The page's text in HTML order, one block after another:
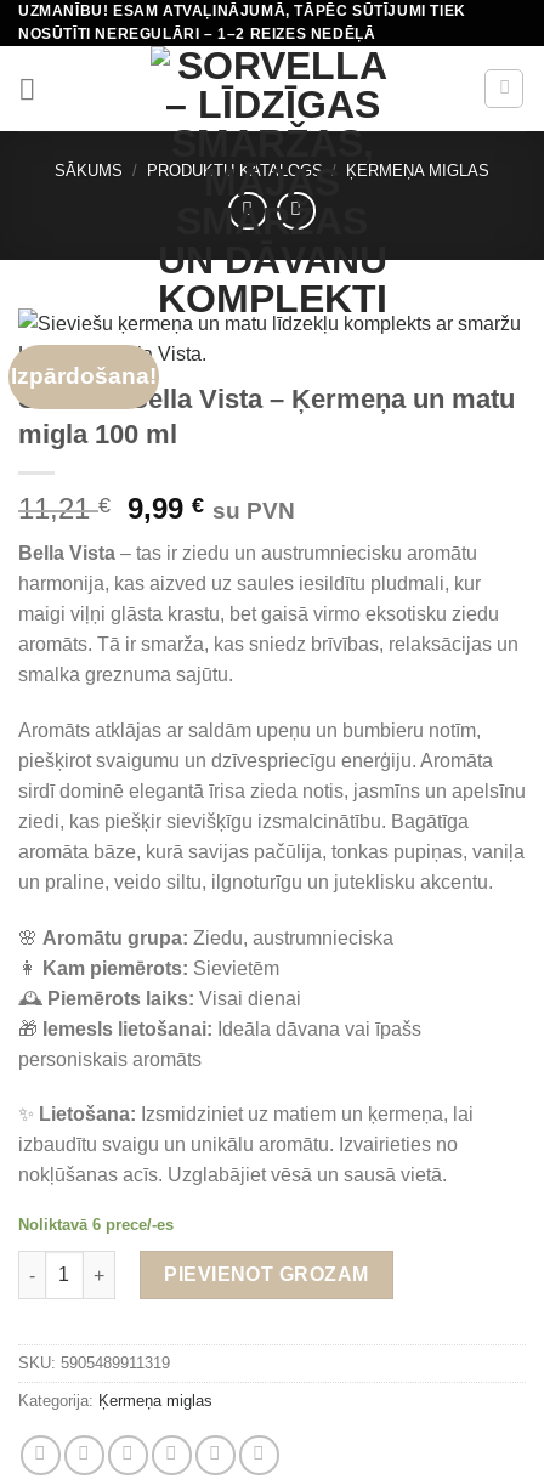
Skip
to
content
UZMANĪBU! ESAM ATVAĻINĀJUMĀ, TĀPĒC SŪTĪJUMI TIEK
NOSŪTĪTI NEREGULĀRI – 1–2 REIZES NEDĒĻĀ
SĀKUMS / PRODUKTU KATALOGS / ĶERMEŅA MIGLAS
Izpārdošana!
Sorvella Bella Vista – Ķermeņa un matu
migla 100 ml
11,21€
Original
was:
11,21 €.
9,99€Current
is:
9,99 €.
su PVN
Bella Vista – tas ir ziedu un austrumniecisku aromātu
harmonija, kas aizved uz saules iesildītu pludmali, kur
maigi viļņi glāsta krastu, bet gaisā virmo eksotisku ziedu
aromāts. Tā ir smarža, kas sniedz brīvības, relaksācijas un
smalka greznuma sajūtu.
Aromāts atklājas ar saldām upeņu un bumbieru notīm,
piešķirot svaigumu un dzīvespriecīgu enerģiju. Aromāta
sirdī dominē elegantā īrisa zieda notis, jasmīns un apelsīnu
ziedi, kas piešķir sievišķīgu izsmalcinātību. Bagātīga
aromāta bāze, kurā savijas pačūlija, tonkas pupiņas, vaniļa
un praline, veido siltu, ilgnoturīgu un juteklisku akcentu.
🌸 Aromātu grupa: Ziedu, austrumnieciska
👩
Kam piemērots: Sievietēm
🕰️ Piemērots laiks: Visai dienai
🎁 Iemesls lietošanai: Ideāla dāvana vai īpašs
personiskais aromāts
✨ Lietošana: Izsmidziniet uz matiem un ķermeņa, lai
izbaudītu svaigu un unikālu aromātu. Izvairieties no
nokļūšanas acīs. Uzglabājiet vēsā un sausā vietā.
Noliktavā 6 prece/-es
Sorvella Bella Vista - Ķermeņa un matu migla 100 ml daudzums
PIEVIENOT GROZAM
SKU: 5905489911319
Kategorija: Ķermeņa miglas